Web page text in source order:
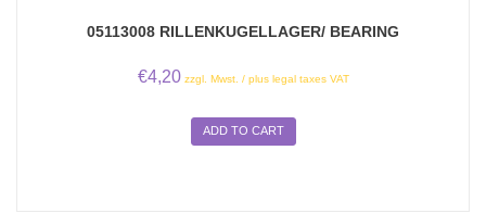
05113008 RILLENKUGELLAGER/ BEARING
€4,20 zzgl. Mwst. / plus legal taxes VAT
ADD TO CART